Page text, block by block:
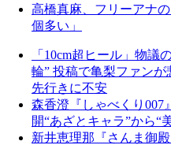
高橋真麻、フリーアナ
個多い」
「10cm超ヒール」物議
輪” 投稿で亀梨ファン
先行きに不安
森香澄『しゃべくり007
開“あざとキャラ”から“
新井恵理那『さんま御